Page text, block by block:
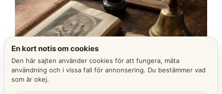
En kort notis om cookies
Den här sajten använder cookies för att fungera, mäta
användning och i vissa fall för annonsering. Du bestämmer vad
som är okej.